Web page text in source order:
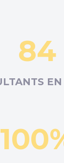
84
EN